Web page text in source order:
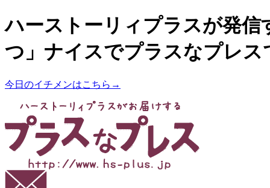
ハーストーリィプラスが発信
つ」ナイスでプラスなプレス
今日のイチメンはこちら→